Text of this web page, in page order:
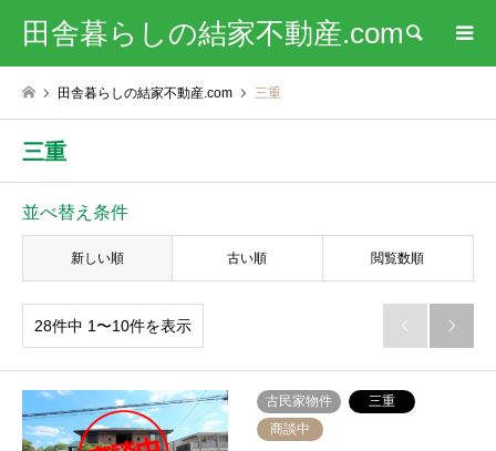
田舎暮らしの結家不動産.com 検索
田舎暮らしの結家不動産.com 三重
三重
並べ替え条件
新しい順 古い順 閲覧数順
28件中 1〜10件を表示  
古民家物件
三重
商談中